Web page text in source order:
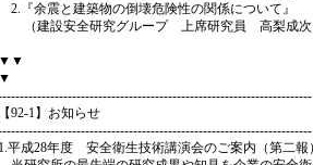
2.『余震と建築物の倒壊危険性の関係について』
（建設安全研究グループ 上席研究員 高梨成次
▼▼
▼
【92-1】お知らせ
1.平成28年度 安全衛生技術講演会のご案内（第二報）